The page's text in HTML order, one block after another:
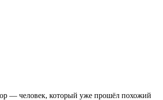
— человек, который уже прошёл похожий